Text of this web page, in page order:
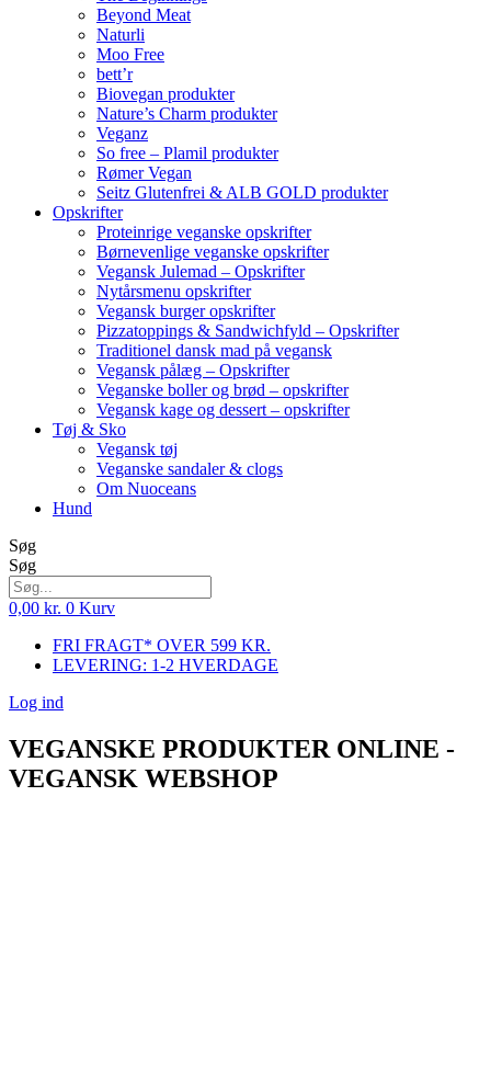
Beyond Meat
Naturli
Moo Free
bett’r
Biovegan produkter
Nature’s Charm produkter
Veganz
So free – Plamil produkter
Rømer Vegan
Seitz Glutenfrei & ALB GOLD produkter
Opskrifter
Proteinrige veganske opskrifter
Børnevenlige veganske opskrifter
Vegansk Julemad – Opskrifter
Nytårsmenu opskrifter
Vegansk burger opskrifter
Pizzatoppings & Sandwichfyld – Opskrifter
Traditionel dansk mad på vegansk
Vegansk pålæg – Opskrifter
Veganske boller og brød – opskrifter
Vegansk kage og dessert – opskrifter
Tøj & Sko
Vegansk tøj
Veganske sandaler & clogs
Om Nuoceans
Hund
Søg
Søg
0,00 kr. 0 Kurv
FRI FRAGT* OVER 599 KR.
LEVERING: 1-2 HVERDAGE
Log ind
VEGANSKE PRODUKTER ONLINE -
VEGANSK WEBSHOP